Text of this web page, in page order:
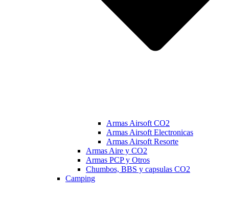
Armas Airsoft CO2
Armas Airsoft Electronicas
Armas Airsoft Resorte
Armas Aire y CO2
Armas PCP y Otros
Chumbos, BBS y capsulas CO2
Camping